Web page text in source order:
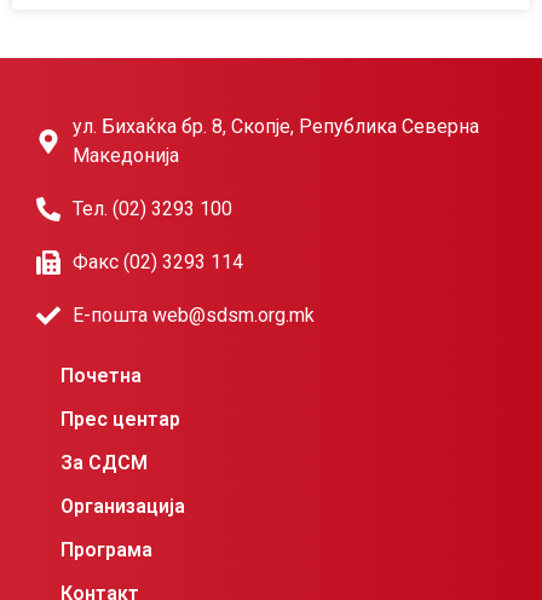
ул. Бихаќка бр. 8, Скопје, Република Северна
Македонија
Тел. (02) 3293 100
Факс (02) 3293 114
Е-пошта web@sdsm.org.mk
Почетна
Прес центар
За СДСМ
Организација
Програма
Контакт